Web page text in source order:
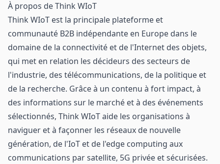
À propos de Think WIoT
Think WIoT est la principale plateforme et
communauté B2B indépendante en Europe dans le
domaine de la connectivité et de l'Internet des objets,
qui met en relation les décideurs des secteurs de
l'industrie, des télécommunications, de la politique et
de la recherche. Grâce à un contenu à fort impact, à
des informations sur le marché et à des événements
sélectionnés, Think WIoT aide les organisations à
naviguer et à façonner les réseaux de nouvelle
génération, de l'IoT et de l'edge computing aux
communications par satellite, 5G privée et sécurisées.